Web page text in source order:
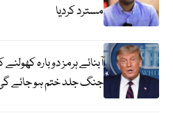
مسترد کردیا
آبنائے ہرمز دوبارہ
جنگ جلد ختم ہو جائے